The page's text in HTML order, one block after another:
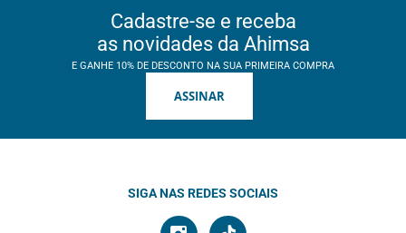
Cadastre-se e receba
as novidades da Ahimsa
E GANHE 10% DE DESCONTO NA SUA PRIMEIRA COMPRA
ASSINAR
SIGA NAS REDES SOCIAIS